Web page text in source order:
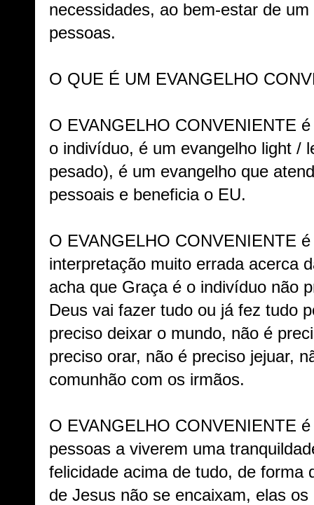
necessidades, ao bem-estar de
pessoas.
O QUE É UM EVANGELHO
O EVANGELHO CONVENIENTE
o indivíduo, é um evangelho light /
pesado), é um evangelho que
pessoais e beneficia o EU.
O EVANGELHO CONVENIENTE
interpretação muito errada acerca
acha que Graça é o indivíduo não
Deus vai fazer tudo ou já fez tudo
preciso deixar o mundo, não é
preciso orar, não é preciso jejuar,
comunhão com os irmãos.
O EVANGELHO CONVENIENTE
pessoas a viverem uma
felicidade acima de tudo, de forma
de Jesus não se encaixam, elas os